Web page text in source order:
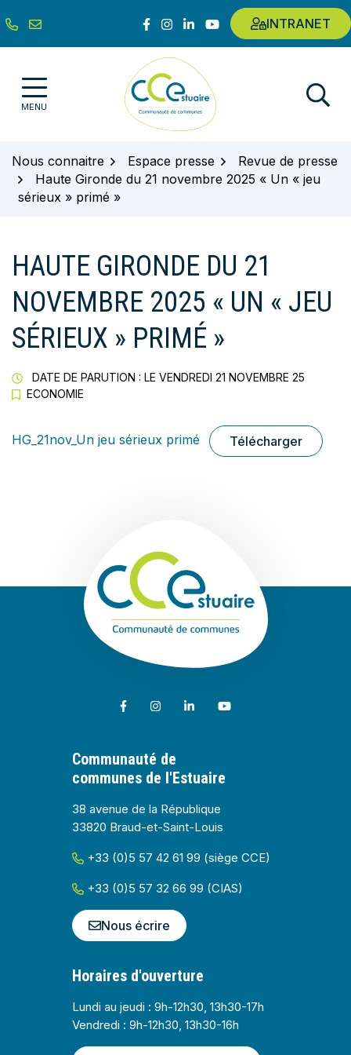
au
contenu
Lien vers le compte Facebook
Lien vers le compte Instagram
Lien vers le compte Linkedin
Lien vers la chaîne Youtube
INTRANET
MENU Communauté de communes de
Nous connaitre Espace presse
Revue de presse
Haute Gironde du 21 novembre 2025 « Un « jeu
sérieux » primé »
HAUTE GIRONDE DU 21
NOVEMBRE 2025 « UN « JEU
SÉRIEUX » PRIMÉ »
DATE DE PARUTION : LE VENDREDI 21 NOVEMBRE 25
ECONOMIE
HG_21nov_Un jeu sérieux primé Télécharger
Lien vers le compte Facebook
Lien vers le compte Instagram
Lien vers le compte Linkedin
Lien vers la chaîne
Communauté de
communes de l'Estuaire
38 avenue de la République
33820 Braud-et-Saint-Louis
+33 (0)5 57 42 61 99 (siège CCE)
+33 (0)5 57 32 66 99 (CIAS)
Nous écrire
Horaires d'ouverture
Lundi au jeudi : 9h-12h30, 13h30-17h
Vendredi : 9h-12h30, 13h30-16h